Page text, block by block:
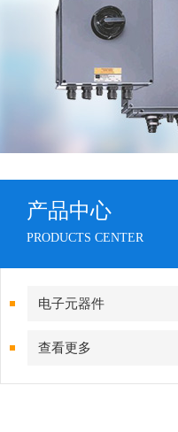
产品中心
PRODUCTS CENTER
电子元器件
查看更多